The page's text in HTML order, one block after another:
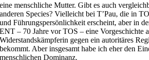
eine menschliche Mutter. Gibt es auch
anderen Species? Vielleicht bei T’Pau, die in
und Führungspersönlichkeit erscheint, aber in
ENT – 70 Jahre vor TOS – eine Vorgeschichte
Widerstandskämpferin gegen ein autoritäres
bekommt. Aber insgesamt habe ich eher den
menschlichen Dominanz.